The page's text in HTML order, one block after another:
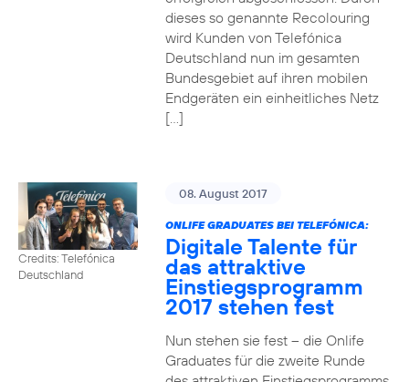
dieses so genannte Recolouring
wird Kunden von Telefónica
Deutschland nun im gesamten
Bundesgebiet auf ihren mobilen
Endgeräten ein einheitliches Netz
[…]
Credits: Telefónica
Deutschland
08. August 2017
ONLIFE GRADUATES BEI TELEFÓNICA:
Digitale Talente für
das attraktive
Einstiegsprogramm
2017 stehen fest
Nun stehen sie fest – die Onlife
Graduates für die zweite Runde